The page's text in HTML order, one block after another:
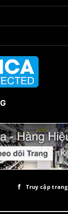
Truy cập trang